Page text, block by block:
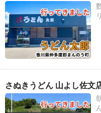
さぬきうどん 山よし佐文